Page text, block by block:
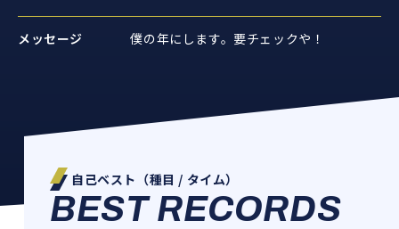
メッセージ 僕の年にします。要チェックや！
自己ベスト（種目 / タイム）
BEST RECORDS